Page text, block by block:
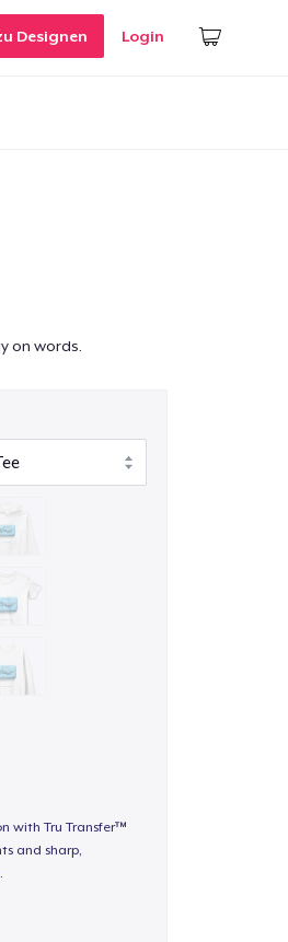
Designen Login
on words.
with Tru Transfer™
and sharp,